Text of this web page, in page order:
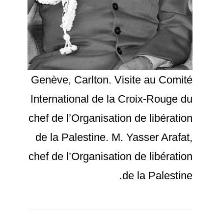
Genève, Carlton. Visite au Comité
International de la Croix-Rouge du
chef de l’Organisation de libération
de la Palestine. M. Yasser Arafat,
chef de l’Organisation de libération
de la Palestine.